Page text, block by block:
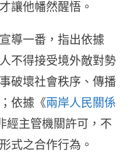
讓他幡然醒悟。
導一番，指出依據
不得接受境外敵對勢
破壞社會秩序、傳播
依據《兩岸人民關係
經主管機關許可，不
式之合作行為。